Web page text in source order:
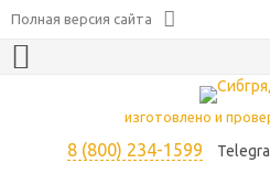
Полная версия сайта
изготовлено и
8 (800) 234-1599